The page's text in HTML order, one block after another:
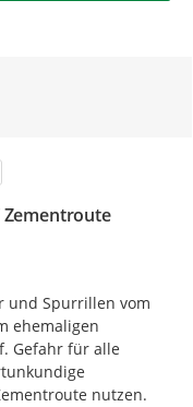
bitte auf die
respektvoll. Wir
wertschätzendes
telefonisch
und Spurrillen vom
ehemaligen
Gefahr für alle
nutzen.